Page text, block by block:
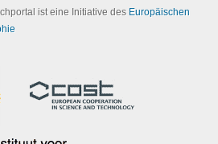
ist eine Initiative des Europäischen